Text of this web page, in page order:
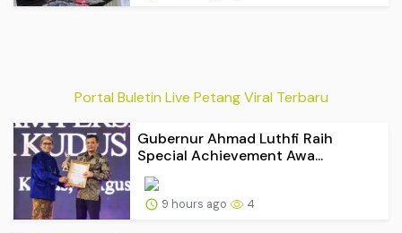
Portal Buletin Live Petang Viral Terbaru
Gubernur Ahmad Luthfi Raih
Special Achievement Awa...
9 hours ago 4